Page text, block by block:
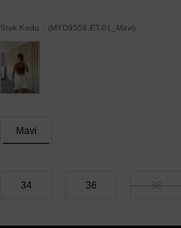
Stok Kodu (MYD9558.ET.01_Mavi)
Mavi
34 36